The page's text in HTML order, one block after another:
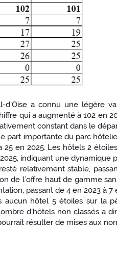
d'Oise a connu une légère
qui a augmenté à 102 en
constant dans le
part importante du parc
25 en 2025. Les hôtels 2
indiquant une dynamique
relativement stable,
de l’offre haut de gamme
passant de 4 en 2023 à 7
aucun hôtel 5 étoiles sur la
d'hôtels non classés a
résulter de mises aux